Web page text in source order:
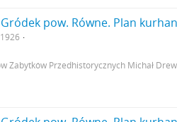
1926
Zabytków Przedhistorycznych Michał